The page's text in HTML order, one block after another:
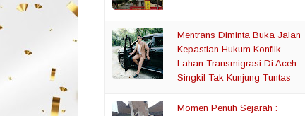
Mentrans Diminta Buka Jalan
Kepastian Hukum Konflik
Lahan Transmigrasi Di Aceh
Singkil Tak Kunjung Tuntas
Momen Penuh Sejarah :